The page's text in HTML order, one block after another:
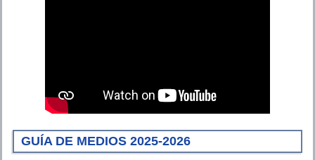
GUÍA DE MEDIOS 2025-2026